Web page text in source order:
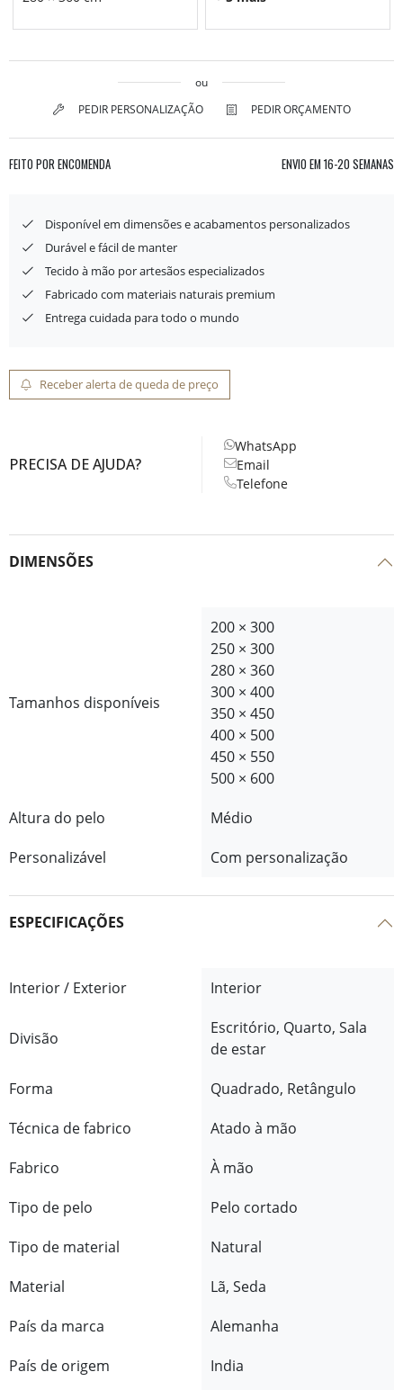
ou
PEDIR PERSONALIZAÇÃO
PEDIR ORÇAMENTO
FEITO POR ENCOMENDA ENVIO EM 16-20 SEMANAS
Disponível em dimensões e acabamentos personalizados
Durável e fácil de manter
Tecido à mão por artesãos especializados
Fabricado com materiais naturais premium
Entrega cuidada para todo o mundo
Receber alerta de queda de preço
PRECISA DE AJUDA?
WhatsApp
Email
Telefone
DIMENSÕES
Tamanhos disponíveis
200 × 300
250 × 300
280 × 360
300 × 400
350 × 450
400 × 500
450 × 550
500 × 600
Altura do pelo
Médio
Personalizável
Com personalização
ESPECIFICAÇÕES
Interior / Exterior Interior
Divisão
Escritório, Quarto, Sala
de estar
Forma
Quadrado, Retângulo
Técnica de fabrico
Atado à mão
Fabrico
À mão
Tipo de pelo
Pelo cortado
Tipo de material
Natural
Material
Lã, Seda
País da marca
Alemanha
País de origem
India